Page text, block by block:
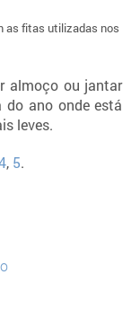
as fitas utilizadas nos
almoço ou jantar
do ano onde está
leves.
, 5.